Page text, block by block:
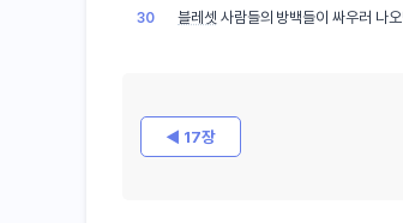
30 블레셋 사람들의 방백들이 싸우러 나
◀ 17장